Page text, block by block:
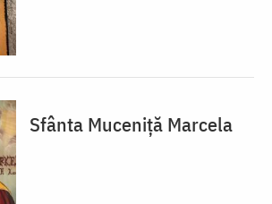
Sfânta Muceniță Marcela